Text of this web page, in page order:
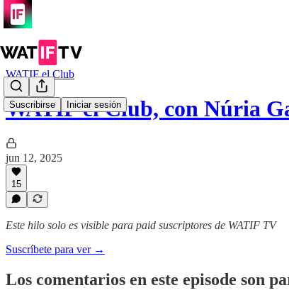
Suscribirse Iniciar sesión
WATIF el Club
WATIF el Club, con Núria
jun 12, 2025
15
Este hilo solo es visible para paid suscriptores de WATIF TV
Suscríbete para ver →
Los comentarios en este episode son